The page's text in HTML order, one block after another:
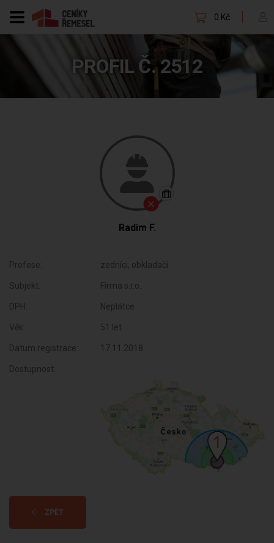
0 Kč
PROFIL Č. 2512
Radim F.
Profese: zedníci, obkladači
Subjekt: Firma s.r.o.
DPH: Neplátce
Věk: 51 let
Datum registrace: 17.11.2018
Dostupnost:
ZPĚT